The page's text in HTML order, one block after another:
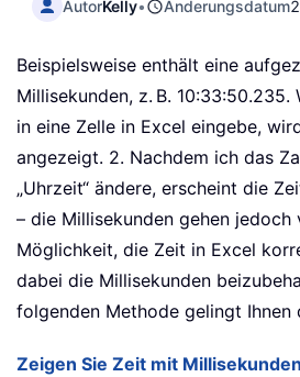
AutorKelly• Änderungsdatum
Beispielsweise enthält eine
Millisekunden, z. B. 10:33:50.235.
in eine Zelle in Excel eingebe,
angezeigt. 2. Nachdem ich das
„Uhrzeit“ ändere, erscheint die
– die Millisekunden gehen
Möglichkeit, die Zeit in Excel
dabei die Millisekunden
folgenden Methode gelingt Ihnen
Zeigen Sie Zeit mit